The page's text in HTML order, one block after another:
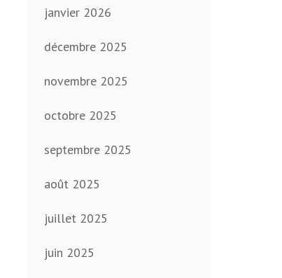
janvier 2026
décembre 2025
novembre 2025
octobre 2025
septembre 2025
août 2025
juillet 2025
juin 2025